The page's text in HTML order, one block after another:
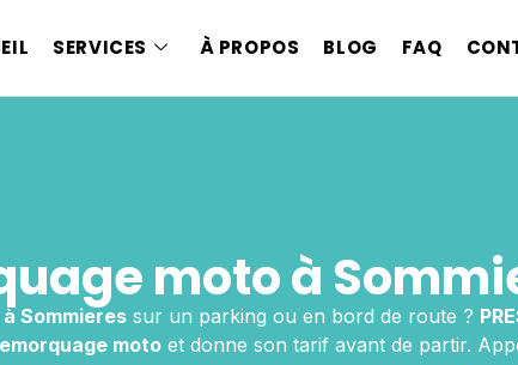
SERVICES À PROPOS BLOG FAQ
moto à
à Sommieressur un parking ou en bord de route ?
motoet donne son tarif avant de partir.